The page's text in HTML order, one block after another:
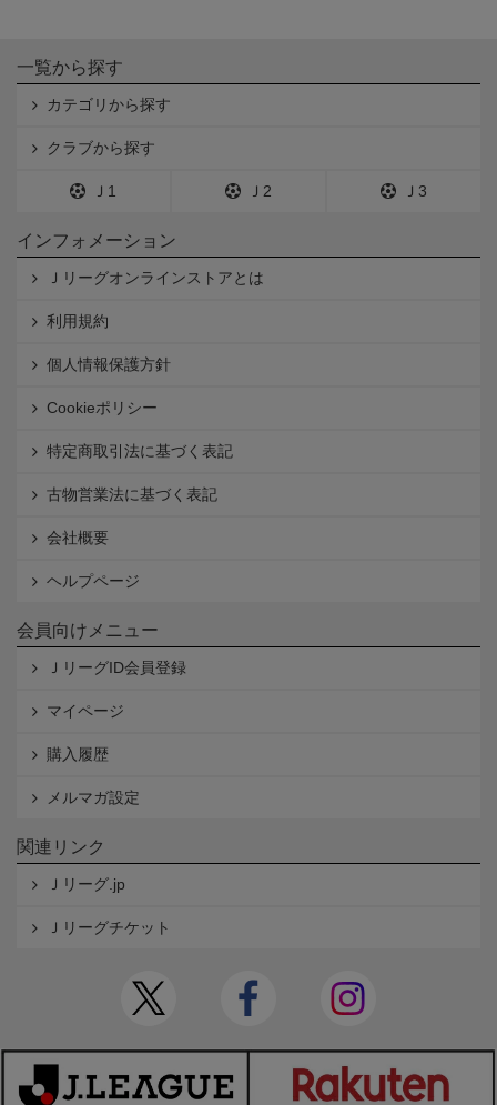
一覧から探す
カテゴリから探す
クラブから探す
Ｊ1 Ｊ2 Ｊ3
インフォメーション
Ｊリーグオンラインストアとは
利用規約
個人情報保護方針
Cookieポリシー
特定商取引法に基づく表記
古物営業法に基づく表記
会社概要
ヘルプページ
会員向けメニュー
ＪリーグID会員登録
マイページ
購入履歴
メルマガ設定
関連リンク
Ｊリーグ.jp
Ｊリーグチケット